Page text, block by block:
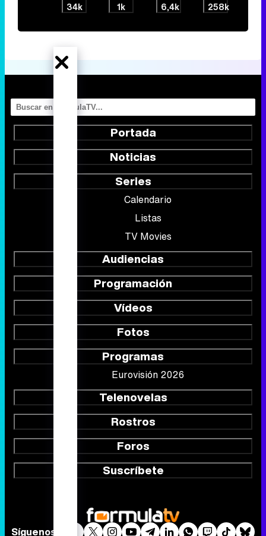
34k 1k 6,4k 258k
Portada
Noticias
Series
Calendario
Listas
TV Movies
Audiencias
Programación
Vídeos
Fotos
Programas
Eurovisión 2026
Telenovelas
Rostros
Foros
Suscríbete
Síguenos